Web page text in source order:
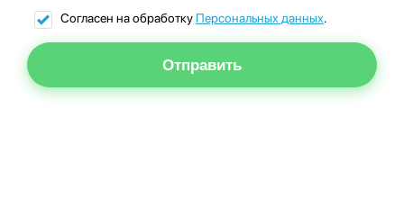
Согласен на обработку Персональных данных.
Отправить